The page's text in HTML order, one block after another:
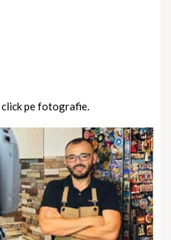
click pe fotografie.